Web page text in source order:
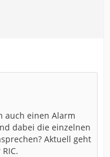
auch einen Alarm
dabei die einzelnen
Aktuell geht